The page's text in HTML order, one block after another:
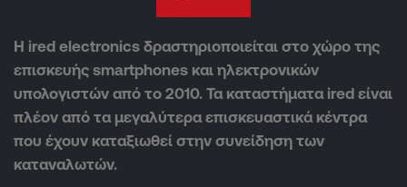
Η ired electronics δραστηριοποιείται στο χώρο της
επισκευής smartphones και ηλεκτρονικών
υπολογιστών από το 2010. Τα καταστήματα ired είναι
πλέον από τα μεγαλύτερα επισκευαστικά κέντρα
που έχουν καταξιωθεί στην συνείδηση των
καταναλωτών.